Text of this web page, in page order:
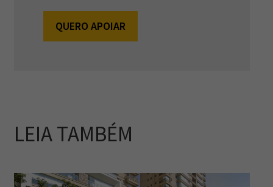
QUERO APOIAR
LEIA TAMBÉM